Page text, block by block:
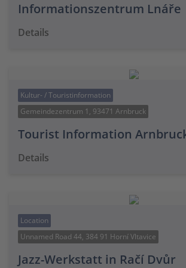
Informationszentrum Lnáře
Details
Kultur- / Touristinformation
Gemeindezentrum 1, 93471 Arnbruck
Tourist Information
Details
Location
Unnamed Road 44, 384 91 Horní Vltavice
Jazz-Werkstatt in Račí Dvůr